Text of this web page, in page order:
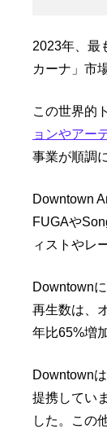
2023年、最
カーナ」市
この世界的
ョンやアー
事業が順調
Downtown
FUGAや
ィストやレ
Downtown
再生数は、
年比65%増
Downtown
提携してい
した。この